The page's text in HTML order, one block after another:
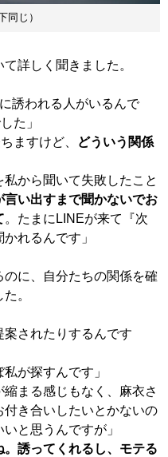
同じ）
詳しく聞きました。
誘われる人がいるんで
た」
ますけど、
どういう関係
私から聞いて失敗したこと
言い出すまで聞かないでお
。たまにLINEが来て『次
れるんです」
に、自分たちの関係を確
。
案されたりするんです
が探すんです」
縮まる感じもなく、麻衣さ
付き合いしたいとかないの
と思うんですが」
。誘ってくれるし、モテる